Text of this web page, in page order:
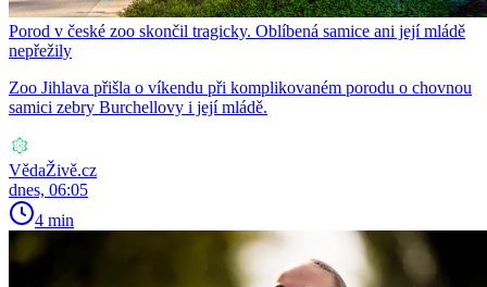
Porod v české zoo skončil tragicky. Oblíbená samice ani její mládě
nepřežily
Zoo Jihlava přišla o víkendu při komplikovaném porodu o chovnou
samici zebry Burchellovy i její mládě.
VědaŽivě.cz
dnes, 06:05
4 min